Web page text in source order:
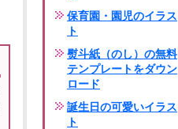
保育園・園児のイラス
ト
熨斗紙（のし）の無料
テンプレートをダウン
ロード
誕生日の可愛いイラス
ト